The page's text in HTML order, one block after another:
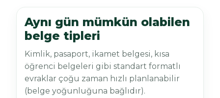
Aynı gün mümkün olabilen
belge tipleri
Kimlik, pasaport, ikamet belgesi, kısa
öğrenci belgeleri gibi standart formatlı
evraklar çoğu zaman hızlı planlanabilir
(belge yoğunluğuna bağlıdır).